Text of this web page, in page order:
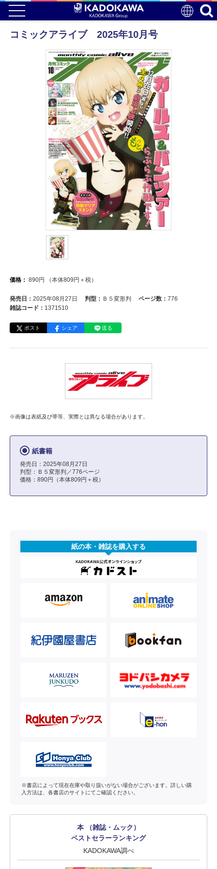
コミックアライブ 2025年10月号
価格： 890円 （本体809 円＋税）
発売日： 2025年08月27日 判型： Ｂ５変形判 ページ数： 776
雑誌コード： 1371510
ポスト シェア 送る
※画像は表紙及び帯等、実際とは異なる場合があります。
紙書籍
発売日：2025年08月27日
判型：Ｂ５変形判／776ページ
価格：890円（本体809円＋税）
紙の本・雑誌を購入する
※書店によって現在在庫や取り扱いがない場合がございます。詳しい購
入方法は、各書店のサイトにてご確認ください。
本 （雑誌・ムック）
ベストセラーランキング
KADOKAWA調べ